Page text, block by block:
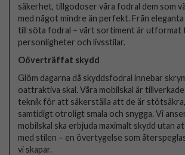
säkerhet, tillgodoser våra fodral dem som
med något mindre än perfekt. Från
till söta fodral – vårt sortiment är utformat
personligheter och livsstilar.
Oöverträffat skydd
Glöm dagarna då skyddsfodral innebar
oattraktiva skal. Våra mobilskal är
teknik för att säkerställa att de är
samtidigt otroligt smala och snygga. Vi
mobilskal ska erbjuda maximalt skydd utan
med stilen – en övertygelse som
vi skapar.